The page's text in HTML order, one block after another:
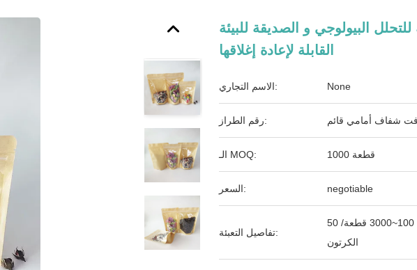
البيولوجي و الصديقة للبيئة
القابلة لإعادة إغلاقها
الاسم التجاري: None
رقم الطراز: شفاف أمامي قائم
الـ MOQ: 1000 قطعة
السعر: negotiable
تفاصيل التعبئة:
50 أو 100 قطعة/الحزمة، 100~3000 قطعة/
الكرتون